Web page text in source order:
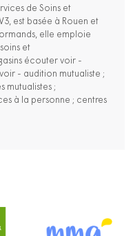
de Soins et
est basée à Rouen et
elle emploie
et
écouter voir -
- audition mutualiste ;
mutualistes ;
à la personne ; centres